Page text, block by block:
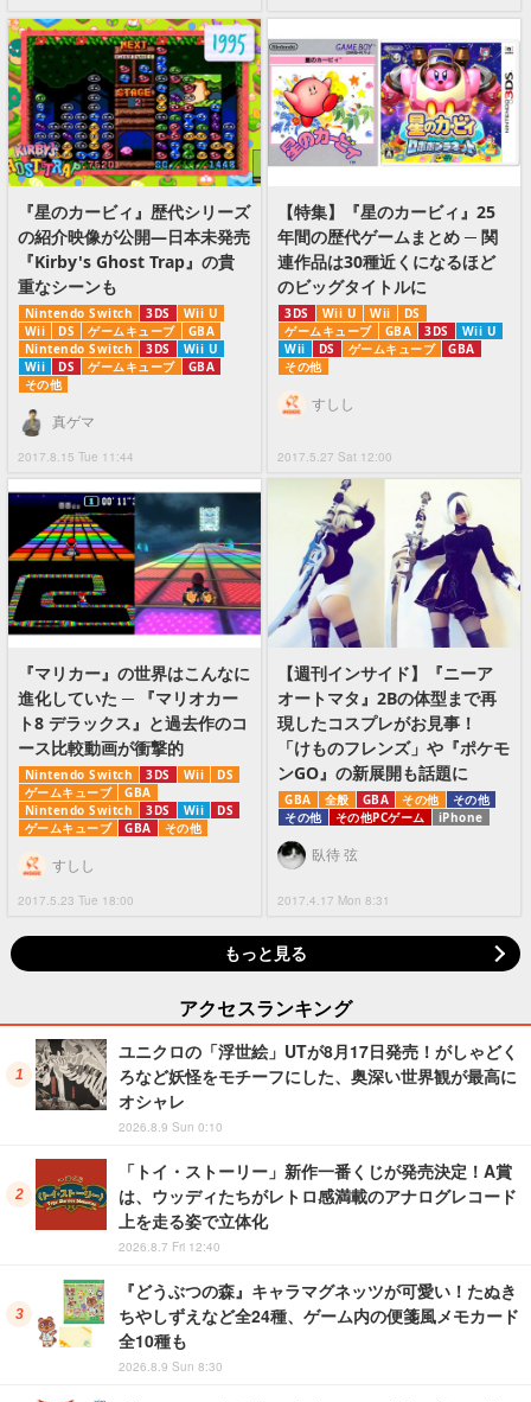
『星のカービィ』歴代シリーズ
の紹介映像が公開―日本未発売
『Kirby's Ghost Trap』の貴
重なシーンも
Nintendo Switch 3DS
Wii U
Wii
DS ゲームキューブ
GBA
Nintendo Switch
3DS
Wii U
Wii
DS ゲームキューブ
GBA
その他
2017.8.15 Tue 11:44
真ゲマ
【特集】『星のカービィ』25
年間の歴代ゲームまとめ ─ 関
連作品は30種近くになるほど
のビッグタイトルに
3DS Wii U Wii
DS
ゲームキューブ
GBA 3DS
Wii U
Wii
DS ゲームキューブ
GBA
その他
2017.5.27 Sat 12:00
すしし
『マリカー』の世界はこんなに
進化していた ─ 『マリオカー
ト8 デラックス』と過去作のコ
ース比較動画が衝撃的
Nintendo Switch 3DS Wii
DS
ゲームキューブ
GBA
Nintendo Switch
3DS Wii
DS
ゲームキューブ
GBA その他
2017.5.23 Tue 18:00
すしし
【週刊インサイド】『ニーア
オートマタ』2Bの体型まで再
現したコスプレがお見事！
「けものフレンズ」や『ポケモ
ンGO』の新展開も話題に
GBA 全般 GBA その他
その他
その他
その他PCゲーム iPhone
2017.4.17 Mon 8:31
臥待 弦
もっと見る
アクセスランキング
ユニクロの「浮世絵」UTが8月17日発売！がしゃどく
ろなど妖怪をモチーフにした、奥深い世界観が最高に
オシャレ
2026.8.9 Sun 0:10
「トイ・ストーリー」新作一番くじが発売決定！A賞
は、ウッディたちがレトロ感満載のアナログレコード
上を走る姿で立体化
2026.8.7 Fri 12:40
『どうぶつの森』キャラマグネッツが可愛い！たぬき
ちやしずえなど全24種、ゲーム内の便箋風メモカード
全10種も
2026.8.9 Sun 8:30